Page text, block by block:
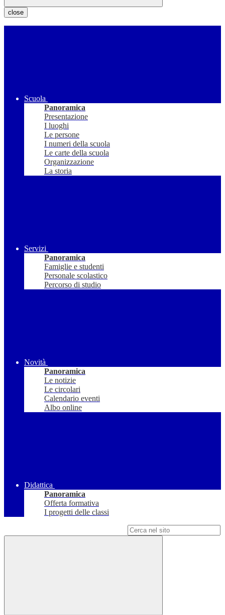
close
Scuola
Panoramica
Presentazione
I luoghi
Le persone
I numeri della scuola
Le carte della scuola
Organizzazione
La storia
Servizi
Panoramica
Famiglie e studenti
Personale scolastico
Percorso di studio
Novità
Panoramica
Le notizie
Le circolari
Calendario eventi
Albo online
Didattica
Panoramica
Offerta formativa
I progetti delle classi